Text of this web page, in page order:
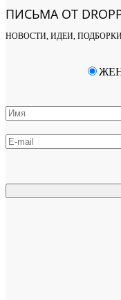
ПИСЬМА ОТ
НОВОСТИ, ИДЕИ,